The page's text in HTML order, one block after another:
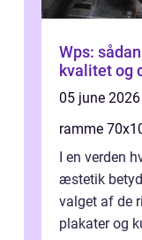
Wps:
kvalitet og
05 june 2026
ramme
I en verden
æstetik
valget af de
plakater og